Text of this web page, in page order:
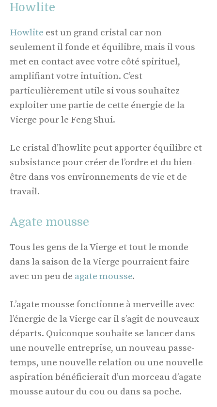
Howlite
Howlite est un grand cristal car non
seulement il fonde et équilibre, mais il vous
met en contact avec votre côté spirituel,
amplifiant votre intuition. C’est
particulièrement utile si vous souhaitez
exploiter une partie de cette énergie de la
Vierge pour le Feng Shui.
Le cristal d’howlite peut apporter équilibre et
subsistance pour créer de l’ordre et du bien-
être dans vos environnements de vie et de
travail.
Agate mousse
Tous les gens de la Vierge et tout le monde
dans la saison de la Vierge pourraient faire
avec un peu de agate mousse.
L’agate mousse fonctionne à merveille avec
l’énergie de la Vierge car il s’agit de nouveaux
départs. Quiconque souhaite se lancer dans
une nouvelle entreprise, un nouveau passe-
temps, une nouvelle relation ou une nouvelle
aspiration bénéficierait d’un morceau d’agate
mousse autour du cou ou dans sa poche.